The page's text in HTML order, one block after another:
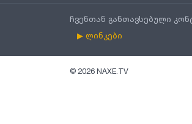
ჩვენთან განთავსებული
▶ ლინკები
© 2026 NAXE.TV